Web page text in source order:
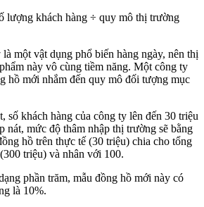
lượng khách hàng ÷ quy mô thị trường
một vật dụng phổ biến hàng ngày, nên thị
này vô cùng tiềm năng. Một công ty
hồ mới nhắm đến quy mô đối tượng mục
số khách hàng của công ty lên đến 30 triệu
nát, mức độ thâm nhập thị trường sẽ bằng
hồ trên thực tế (30 triệu) chia cho tổng
triệu) và nhân với 100.
phần trăm, mẫu đồng hồ mới này có
là 10%.